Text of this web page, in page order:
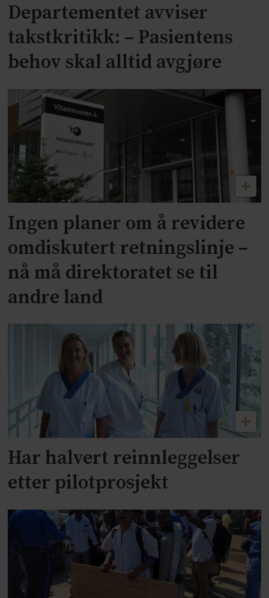
Departementet avviser
takstkritikk: – Pasientens
behov skal alltid avgjøre
Ingen planer om å revidere
omdiskutert retningslinje –
nå må direktoratet se til
andre land
Har halvert reinnleggelser
etter pilotprosjekt